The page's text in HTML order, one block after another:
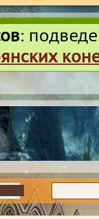
: